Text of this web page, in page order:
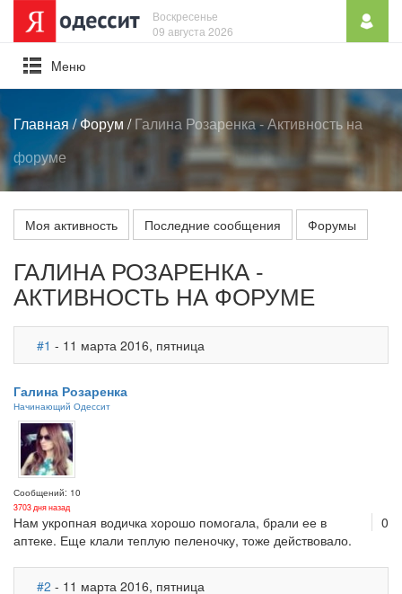
Воскресенье
09 августа 2026
Mеню
Главная/Форум /Галина Розаренка - Активность на
форуме
Моя активность Последние сообщения Форумы
ГАЛИНА РОЗАРЕНКА -
АКТИВНОСТЬ НА ФОРУМЕ
#1 - 11 марта 2016, пятница
Галина Розаренка
Начинающий Одессит
Сообщений: 10
3703 дня назад
0
Нам укропная водичка хорошо помогала, брали ее в
аптеке. Еще клали теплую пеленочку, тоже действовало.
#2 - 11 марта 2016, пятница